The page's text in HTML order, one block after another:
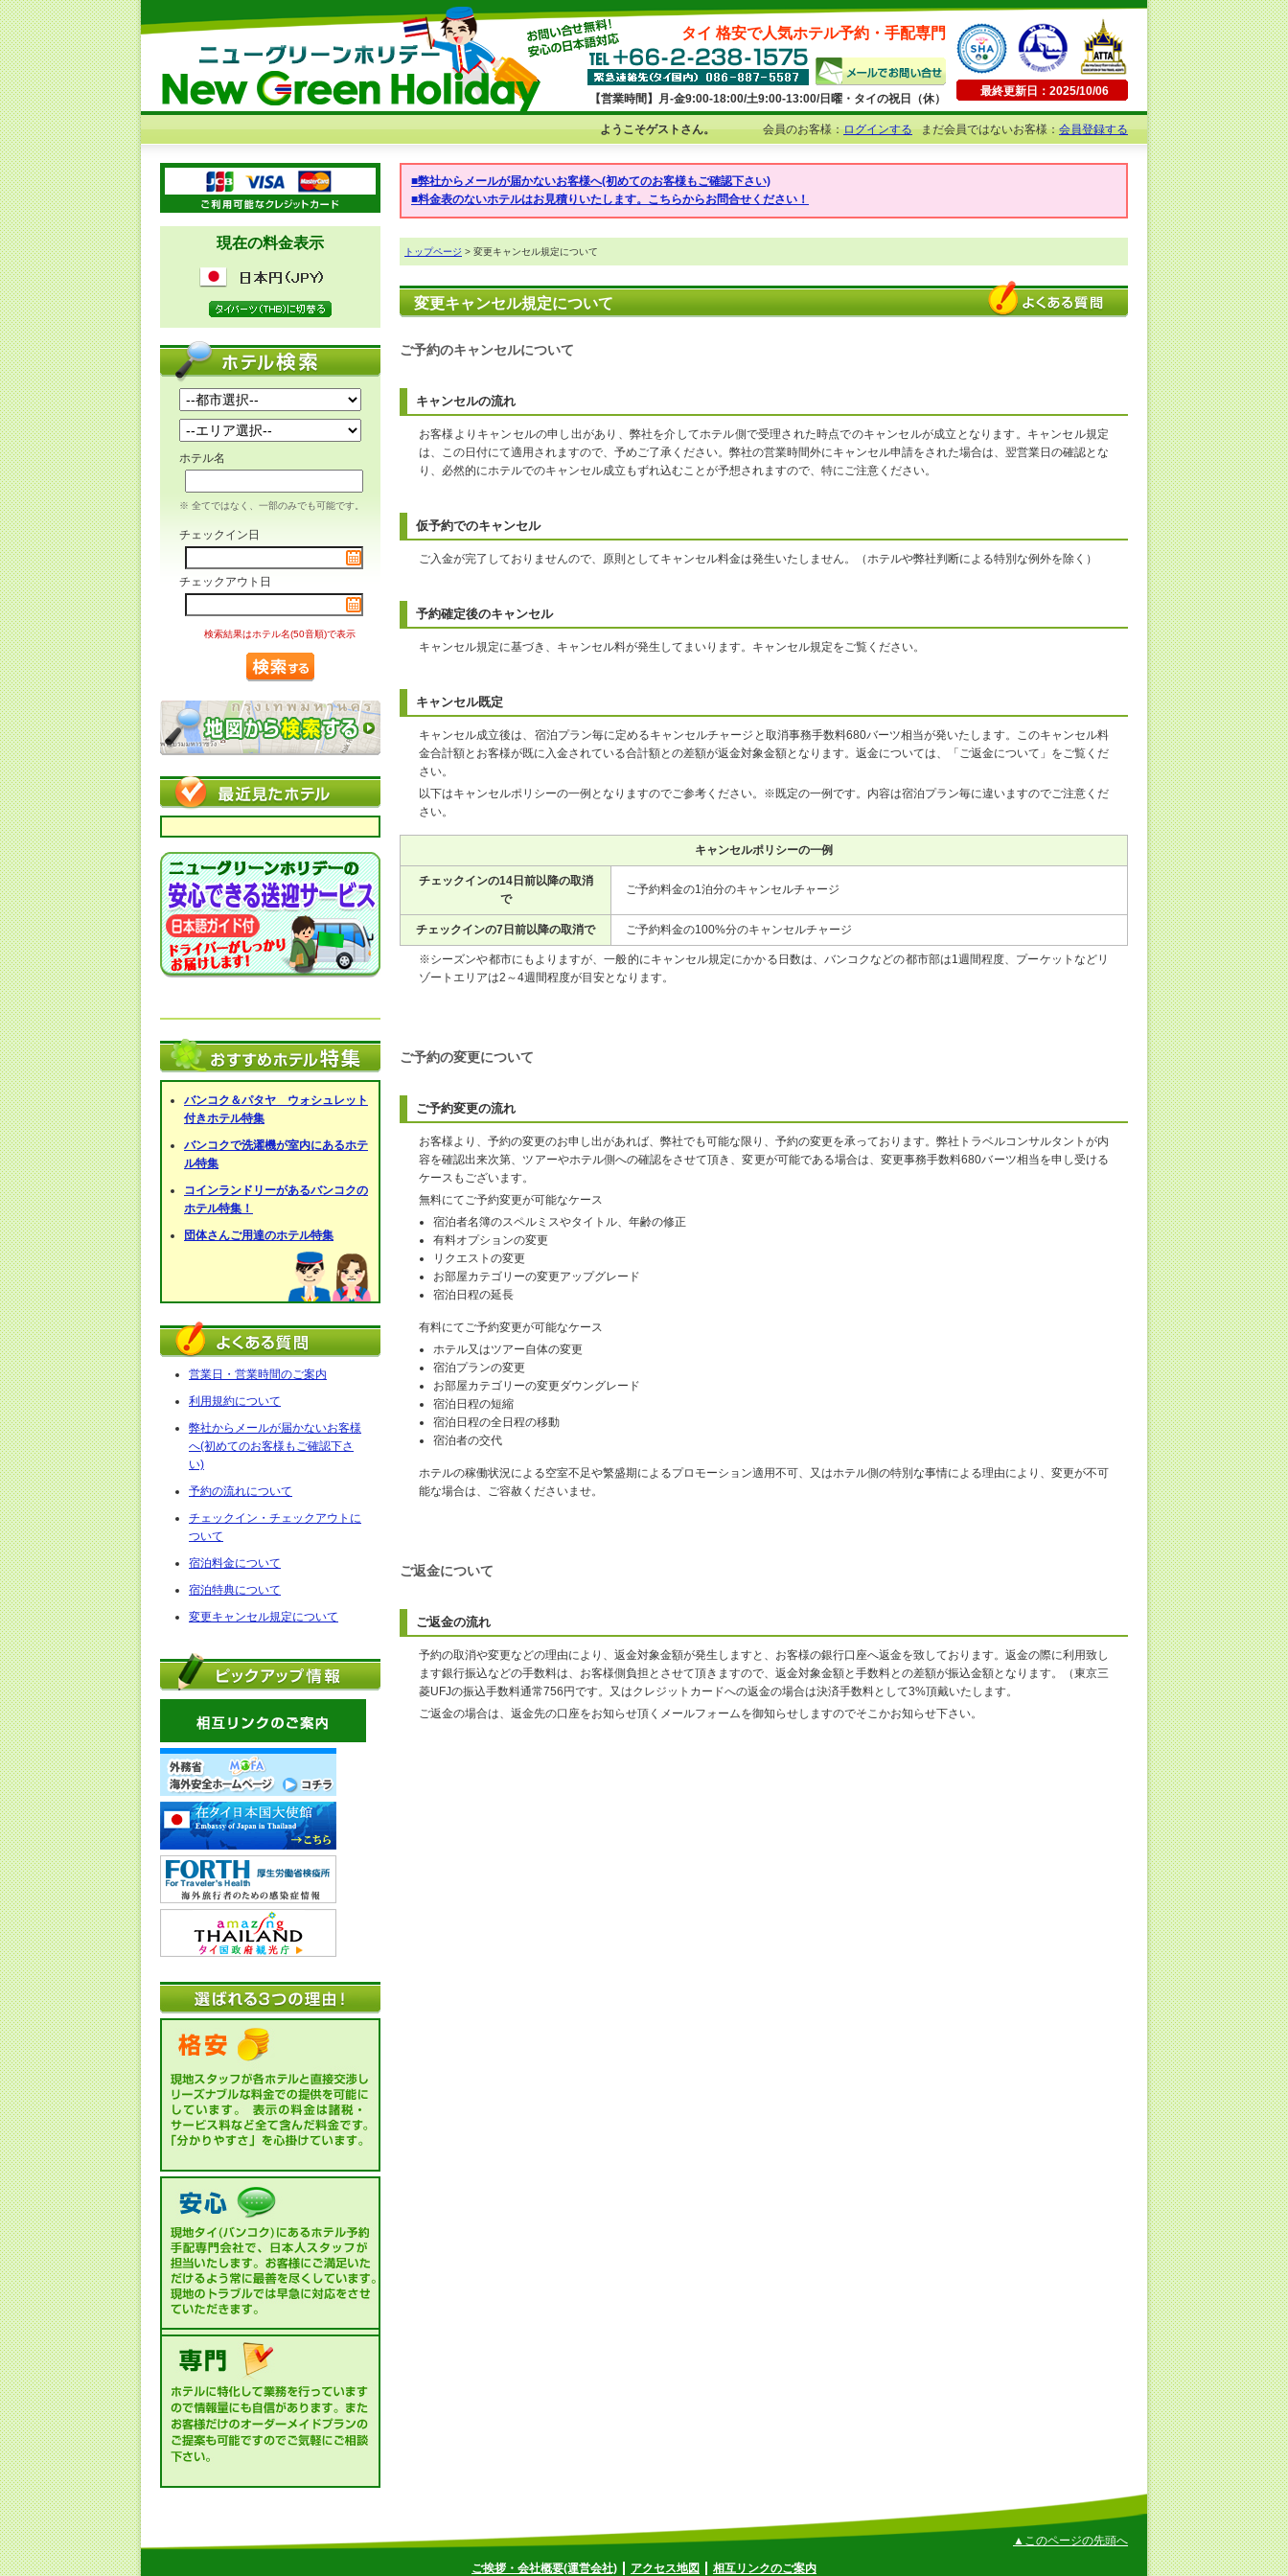
タイ 格安で人気ホテル予約・手配専門
【営業時間】月-金9:00-18:00/土9:00-13:00/日曜・タイの祝日（休）
最終更新日：2025/10/06
ようこそゲストさん。 会員のお客様：ログインするまだ会員ではないお客様：会員登録する
現在の料金表示
ホテル名
※ 全てではなく、一部のみでも可能です。
チェックイン日
チェックアウト日
検索結果はホテル名(50音順)で表示
バンコク＆パタヤ ウォシュレット
付きホテル特集
バンコクで洗濯機が室内にあるホテ
ル特集
コインランドリーがあるバンコクの
ホテル特集！
団体さんご用達のホテル特集
営業日・営業時間のご案内
利用規約について
弊社からメールが届かないお客様
へ(初めてのお客様もご確認下さ
い)
予約の流れについて
チェックイン・チェックアウトに
ついて
宿泊料金について
宿泊特典について
変更キャンセル規定について
■弊社からメールが届かないお客様へ(初めてのお客様もご確認下さい)
■料金表のないホテルはお見積りいたします。こちらからお問合せください！
トップページ > 変更キャンセル規定について
変更キャンセル規定について
ご予約のキャンセルについて
キャンセルの流れ
お客様よりキャンセルの申し出があり、弊社を介してホテル側で受理された時点でのキャンセルが成立となります。キャンセル規定
は、この日付にて適用されますので、予めご了承ください。弊社の営業時間外にキャンセル申請をされた場合は、翌営業日の確認とな
り、必然的にホテルでのキャンセル成立もずれ込むことが予想されますので、特にご注意ください。
仮予約でのキャンセル
ご入金が完了しておりませんので、原則としてキャンセル料金は発生いたしません。（ホテルや弊社判断による特別な例外を除く）
予約確定後のキャンセル
キャンセル規定に基づき、キャンセル料が発生してまいります。キャンセル規定をご覧ください。
キャンセル既定
キャンセル成立後は、宿泊プラン毎に定めるキャンセルチャージと取消事務手数料680バーツ相当が発いたします。このキャンセル料
金合計額とお客様が既に入金されている合計額との差額が返金対象金額となります。返金については、「ご返金について」をご覧くだ
さい。
以下はキャンセルポリシーの一例となりますのでご参考ください。※既定の一例です。内容は宿泊プラン毎に違いますのでご注意くだ
さい。
キャンセルポリシーの一例
チェックインの14日前以降の取消
で
ご予約料金の1泊分のキャンセルチャージ
チェックインの7日前以降の取消で ご予約料金の100%分のキャンセルチャージ
※シーズンや都市にもよりますが、一般的にキャンセル規定にかかる日数は、バンコクなどの都市部は1週間程度、プーケットなどリ
ゾートエリアは2～4週間程度が目安となります。
ご予約の変更について
ご予約変更の流れ
お客様より、予約の変更のお申し出があれば、弊社でも可能な限り、予約の変更を承っております。弊社トラベルコンサルタントが内
容を確認出来次第、ツアーやホテル側への確認をさせて頂き、変更が可能である場合は、変更事務手数料680バーツ相当を申し受ける
ケースもございます。
無料にてご予約変更が可能なケース
宿泊者名簿のスペルミスやタイトル、年齢の修正
有料オプションの変更
リクエストの変更
お部屋カテゴリーの変更アップグレード
宿泊日程の延長
有料にてご予約変更が可能なケース
ホテル又はツアー自体の変更
宿泊プランの変更
お部屋カテゴリーの変更ダウングレード
宿泊日程の短縮
宿泊日程の全日程の移動
宿泊者の交代
ホテルの稼働状況による空室不足や繁盛期によるプロモーション適用不可、又はホテル側の特別な事情による理由により、変更が不可
能な場合は、ご容赦くださいませ。
ご返金について
ご返金の流れ
予約の取消や変更などの理由により、返金対象金額が発生しますと、お客様の銀行口座へ返金を致しております。返金の際に利用致し
ます銀行振込などの手数料は、お客様側負担とさせて頂きますので、返金対象金額と手数料との差額が振込金額となります。（東京三
菱UFJの振込手数料通常756円です。又はクレジットカードへの返金の場合は決済手数料として3%頂戴いたします。
ご返金の場合は、返金先の口座をお知らせ頂くメールフォームを御知らせしますのでそこかお知らせ下さい。
▲このページの先頭へ
ご挨拶・会社概要(運営会社) アクセス地図 相互リンクのご案内